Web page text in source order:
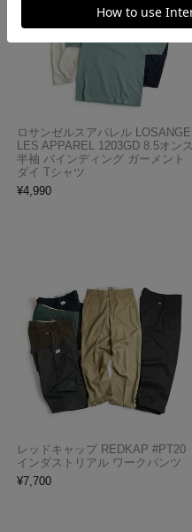
ロサンゼルスアパレル LOSANGE
LES APPAREL 1203GD 8.5オンス
半袖 バインディング ガーメント
ダイ Tシャツ
¥4,990
レッドキャップ REDKAP #PT20
インダストリアル ワークパンツ
¥7,700